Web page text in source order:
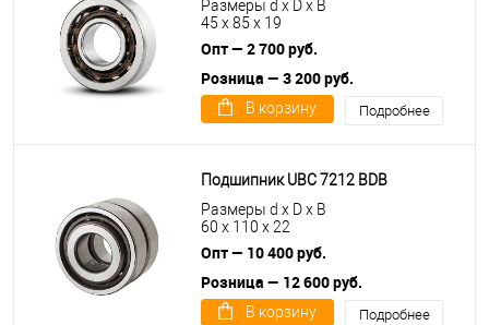
Размеры d x D x B
45 x 85 x 19
Опт — 2 700 руб.
Розница — 3 200 руб.
В корзину Подробнее
Подшипник UBC 7212 BDB
Размеры d x D x B
60 x 110 x 22
Опт — 10 400 руб.
Розница — 12 600 руб.
В корзину Подробнее